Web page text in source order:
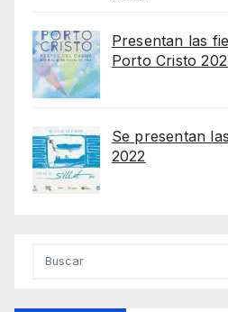
Presentan las
Porto Cristo
Se presentan
2022